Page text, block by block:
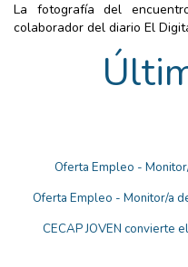
La fotografía del
colaborador del diario El
Oferta Empleo -
Oferta Empleo - Monitor/a
CECAP JOVEN convierte